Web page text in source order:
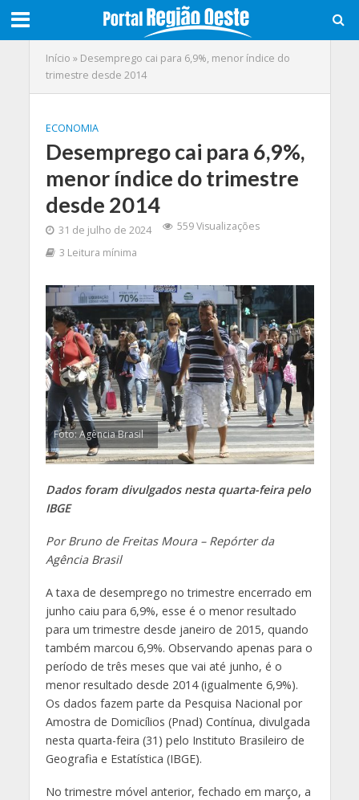
Início » Desemprego cai para 6,9%, menor índice do
trimestre desde 2014
ECONOMIA
Desemprego cai para 6,9%,
menor índice do trimestre
desde 2014
31 de julho de 2024
559 Visualizações
3 Leitura mínima
Foto: Agência Brasil
Dados foram divulgados nesta quarta-feira pelo
IBGE
Por Bruno de Freitas Moura – Repórter da
Agência Brasil
A taxa de desemprego no trimestre encerrado em
junho caiu para 6,9%, esse é o menor resultado
para um trimestre desde janeiro de 2015, quando
também marcou 6,9%. Observando apenas para o
período de três meses que vai até junho, é o
menor resultado desde 2014 (igualmente 6,9%).
Os dados fazem parte da Pesquisa Nacional por
Amostra de Domicílios (Pnad) Contínua, divulgada
nesta quarta-feira (31) pelo Instituto Brasileiro de
Geografia e Estatística (IBGE).
No trimestre móvel anterior, fechado em março, a